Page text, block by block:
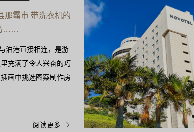
那霸市 带洗衣机的
……
泊港直接相连，是游
充满了令人兴奋的巧
画中挑选图案制作房
阅读更多